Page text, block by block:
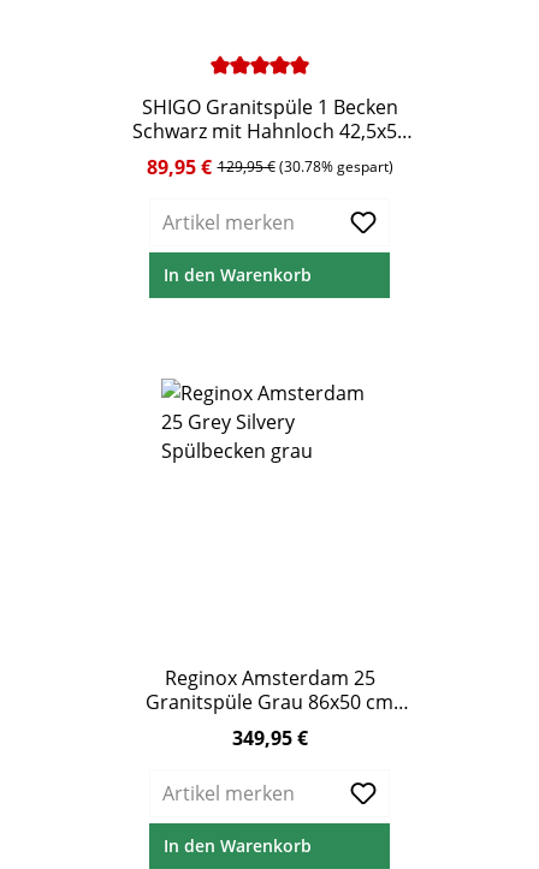
Durchschnittliche Bewertung von 5 von 5
SHIGO Granitspüle 1 Becken
Schwarz mit Hahnloch 42,5x50
cm
Verkaufspreis:
89,95 € Regulärer Preis:
129,95 € (30.78% gespart)
Artikel merken
In den Warenkorb
Reginox Amsterdam 25
Granitspüle Grau 86x50 cm
Doppelbecken
Regulärer Preis:
349,95 €
Artikel merken
In den Warenkorb